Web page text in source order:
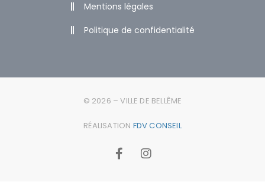
Mentions légales
Politique de confidentialité
© 2026 – VILLE DE BELLÊME
RÉALISATION FDV CONSEIL